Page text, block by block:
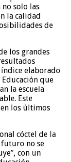
no solo las
la calidad
de
los grandes
elaborado
que
la escuela
Este
los últimos
cóctel de la
futuro no se
con un